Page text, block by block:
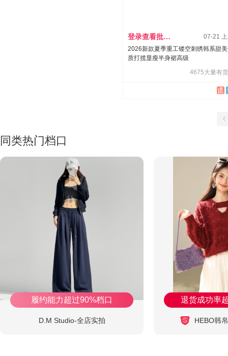
登录查看批发价
07-21
2026新款夏季重工镂空刺绣韩系甜
质打揽显瘦半身裙高级
4675大量有
同类热门档口
D.M Studio-全店实拍
履约能力超过90%档口
HEBO韩
退货成功率